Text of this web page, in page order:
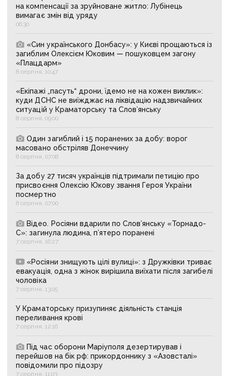
на компенсації за зруйноване житло: Лубінець
вимагає змін від уряду
06:30
«Син українського Донбасу»: у Києві прощаються із
загиблим Олексієм Юковим — пошуковцем загону
«Плацдарм»
8 серпня, 10:47
«Екіпажі „пасуть“ дрони, їдемо не на кожен виклик»:
куди ДСНС не виїжджає на ліквідацію надзвичайних
ситуацій у Краматорську та Слов’янську
8 серпня, 09:00
Один загиблий і 15 поранених за добу: ворог
масовано обстріляв Донеччину
8 серпня, 07:08
За добу 27 тисяч українців підтримали петицію про
присвоєння Олексію Юкову звання Героя України
посмертно
8 серпня, 07:00
Відео. Росіяни вдарили по Слов’янську «Торнадо-
С»: загинула людина, п’ятеро поранені
7 серпня, 16:27
«Росіяни знищують цілі вулиці»: з Дружківки триває
евакуація, одна з жінок вирішила виїхати після загибелі
чоловіка
7 серпня, 13:05
У Краматорську призупиняє діяльність станція
переливання крові
7 серпня, 12:16
Під час оборони Маріуполя дезертирував і
перейшов на бік рф: прикордоннику з «Азовсталі»
повідомили про підозру
7 серпня, 11:03